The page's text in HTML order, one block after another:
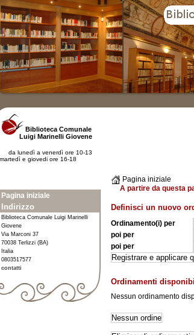
Pagina iniziale
A partire da questa
Definisci un nuovo
Ordinamento(i) per
poi per
poi per
Ordinamenti
Nessun ordinamento
Biblioteca Comunale
Luigi Marinelli Giovene
da lunedì a venerdì ore 10-13
martedì e giovedi ore 16-18
Pagina iniziale
Indirizzo
Biblioteca Comunale Luigi Marinelli
Giovene
Via Marconi 37
70038 Terlizzi (BA)
Italia
0803517577
contatti